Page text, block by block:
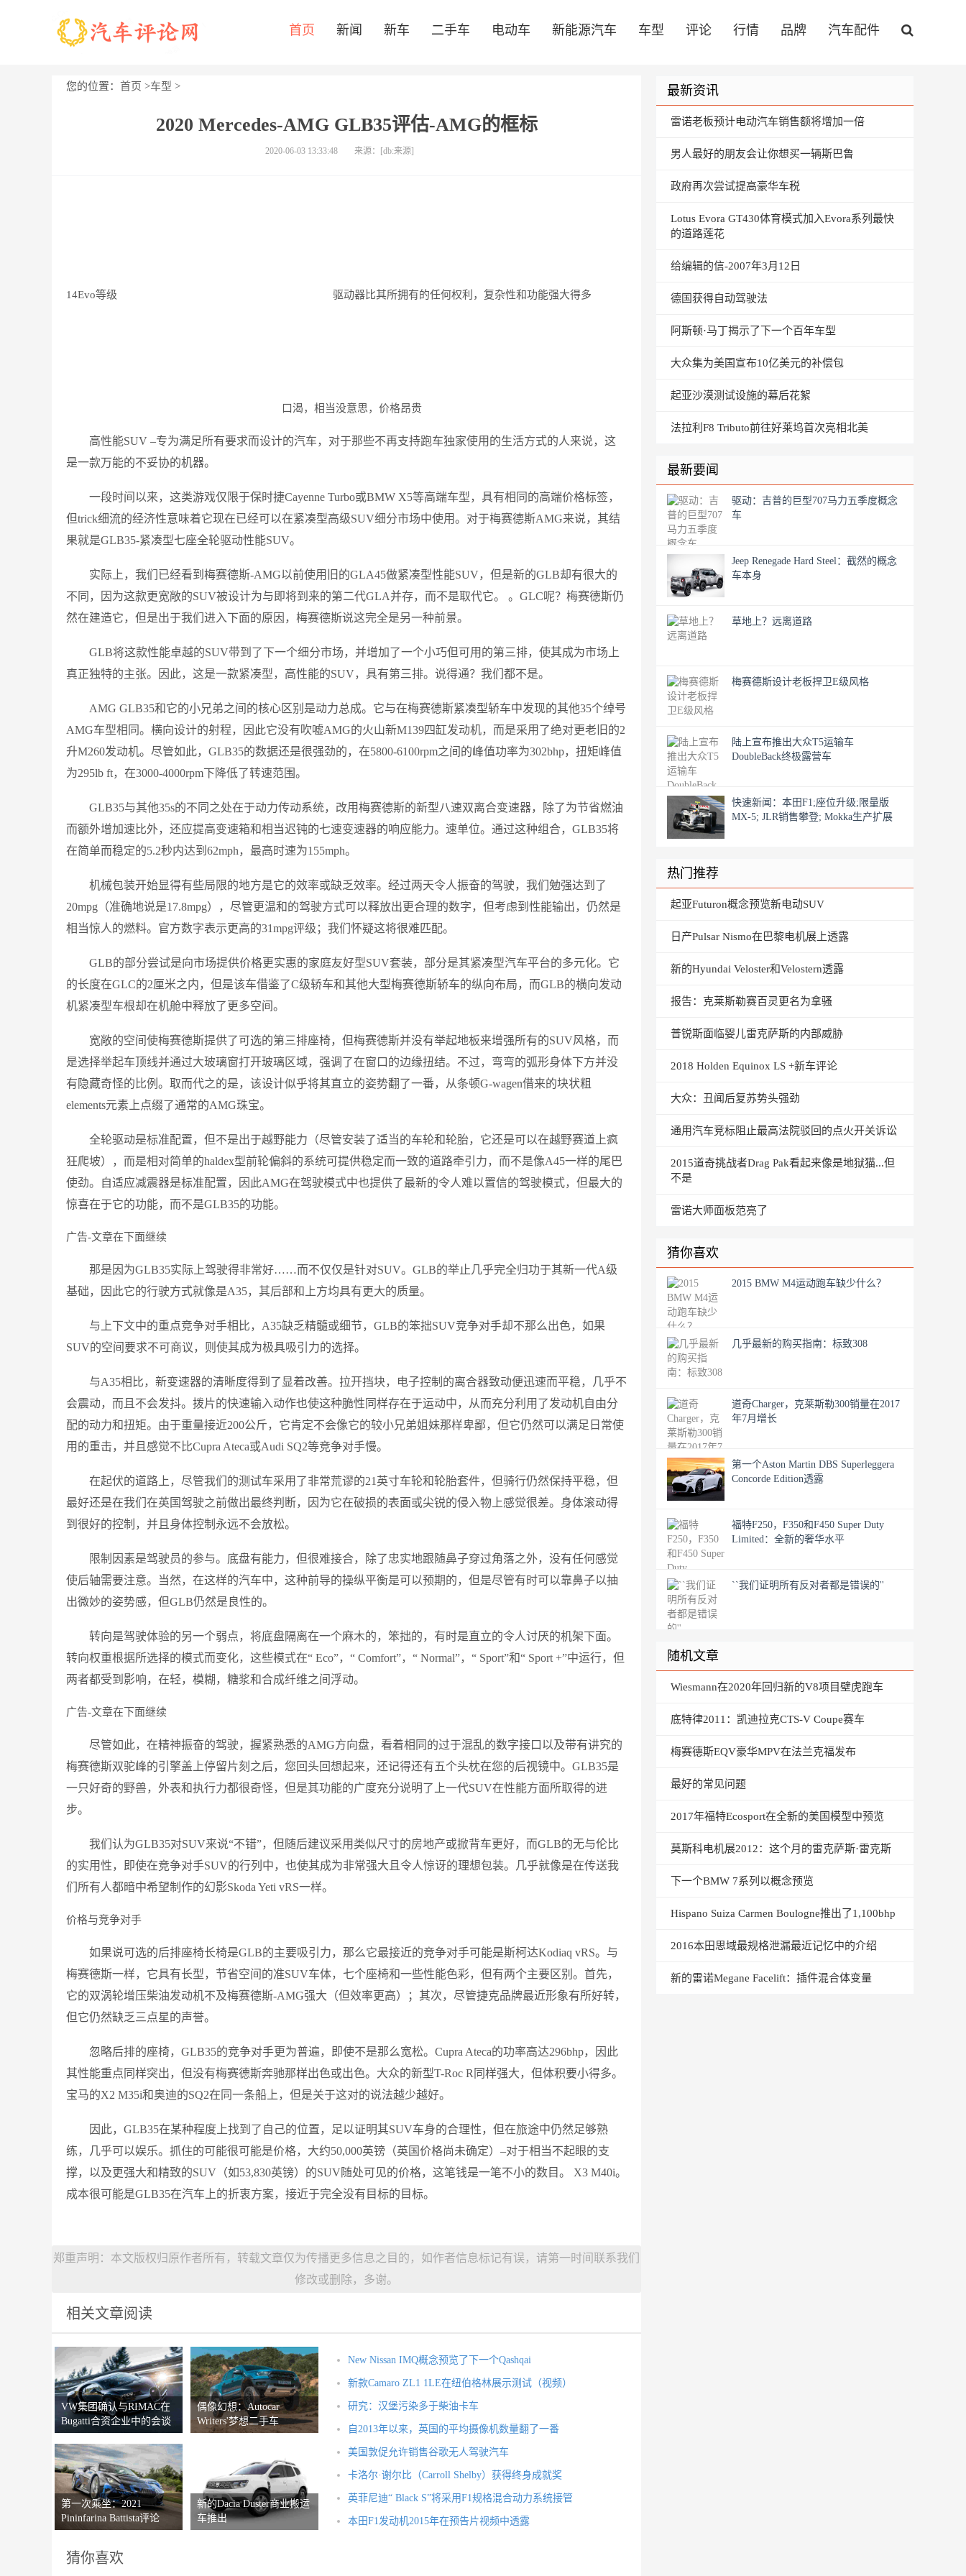
首页 新闻 新车 二手车 电动车 新能源汽车 车型 评论 行情 品牌 汽车配件
您的位置： 首页 >车型 >
2020 Mercedes-AMG GLB35评估-AMG的框标
2020-06-03 13:33:48 来源：[db:来源]
14Evo等级 驱动器比其所拥有的任何权利，复杂性和功能强大得多
口渴，相当没意思，价格昂贵
高性能SUV –专为满足所有要求而设计的汽车，对于那些不再支持跑车独家使用的生活方式的人来说，这
是一款万能的不妥协的机器。
一段时间以来，这类游戏仅限于保时捷Cayenne Turbo或BMW X5等高端车型，具有相同的高端价格标签，
但trick细流的经济性意味着它现在已经可以在紧凑型高级SUV细分市场中使用。对于梅赛德斯AMG来说，其结
果就是GLB35-紧凑型七座全轮驱动性能SUV。
实际上，我们已经看到梅赛德斯-AMG以前使用旧的GLA45做紧凑型性能SUV，但是新的GLB却有很大的
不同，因为这款更宽敞的SUV被设计为与即将到来的第二代GLA并存，而不是取代它。 。GLC呢？梅赛德斯仍
然在建造它，但是出于我们进入下面的原因，梅赛德斯说这完全是另一种前景。
GLB将这款性能卓越的SUV带到了下一个细分市场，并增加了一个小巧但可用的第三排，使其成为市场上
真正独特的主张。因此，这是一款紧凑型，高性能的SUV，具有第三排。说得通？我们都不是。
AMG GLB35和它的小兄弟之间的核心区别是动力总成。它与在梅赛德斯紧凑型轿车中发现的其他35个绰号
AMG车型相同。横向设计的射程，因此它没有吹嘘AMG的火山新M139四缸发动机，而是采用了绝对更老旧的2
升M260发动机。尽管如此，GLB35的数据还是很强劲的，在5800-6100rpm之间的峰值功率为302bhp，扭矩峰值
为295lb ft，在3000-4000rpm下降低了转速范围。
GLB35与其他35s的不同之处在于动力传动系统，改用梅赛德斯的新型八速双离合变速器，除了为节省燃油
而额外增加速比外，还应提高变速箱和相当迟钝的七速变速器的响应能力。速单位。通过这种组合，GLB35将
在简单而稳定的5.2秒内达到62mph，最高时速为155mph。
机械包装开始显得有些局限的地方是它的效率或缺乏效率。经过两天令人振奋的驾驶，我们勉强达到了
20mpg（准确地说是17.8mpg），尽管更温和的驾驶方式可以释放出更合理的数字，但考虑到性能输出，仍然是
相当惊人的燃料。官方数字表示更高的31mpg评级；我们怀疑这将很难匹配。
GLB的部分尝试是向市场提供价格更实惠的家庭友好型SUV套装，部分是其紧凑型汽车平台的多元化。它
的长度在GLC的2厘米之内，但是该车借鉴了C级轿车和其他大型梅赛德斯轿车的纵向布局，而GLB的横向发动
机紧凑型车根却在机舱中释放了更多空间。
宽敞的空间使梅赛德斯提供了可选的第三排座椅，但梅赛德斯并没有举起地板来增强所有的SUV风格，而
是选择举起车顶线并通过大玻璃窗打开玻璃区域，强调了在窗口的边缘扭结。不过，弯弯的弧形身体下方并没
有隐藏奇怪的比例。取而代之的是，该设计似乎将其直立的姿势翻了一番，从条顿G-wagen借来的块状粗
elements元素上点缀了通常的AMG珠宝。
全轮驱动是标准配置，但不是出于越野能力（尽管安装了适当的车轮和轮胎，它还是可以在越野赛道上疯
狂爬坡），而是相对简单的haldex型前轮偏斜的系统可提供稳定而一致的道路牵引力，而不是像A45一样的尾巴
使劲。自适应减震器是标准配置，因此AMG在驾驶模式中也提供了最新的令人难以置信的驾驶模式，但最大的
惊喜在于它的功能，而不是GLB35的功能。
广告-文章在下面继续
那是因为GLB35实际上驾驶得非常好……而不仅仅是针对SUV。GLB的举止几乎完全归功于其新一代A级
基础，因此它的行驶方式就像是A35，其后部和上方均具有更大的质量。
与上下文中的重点竞争对手相比，A35缺乏精髓或细节，GLB的笨拙SUV竞争对手却不那么出色，如果
SUV的空间要求不可商议，则使其成为极具吸引力的选择。
与A35相比，新变速器的清晰度得到了显着改善。拉开挡块，电子控制的离合器致动便迅速而平稳，几乎不
会震动，而且不会发抖。拨片的快速输入动作也使这种脆性同样存在于运动中，从而充分利用了发动机自由分
配的动力和扭矩。由于重量接近200公斤，它肯定不会像它的较小兄弟姐妹那样卑鄙，但它仍然可以满足日常使
用的重击，并且感觉不比Cupra Ateca或Audi SQ2等竞争对手慢。
在起伏的道路上，尽管我们的测试车采用了非常荒谬的21英寸车轮和轮胎套件，但骑行仍然保持平稳，但
最好还是在我们在英国驾驶之前做出最终判断，因为它在破损的表面或尖锐的侵入物上感觉很差。身体滚动得
到很好的控制，并且身体控制永远不会放松。
限制因素是驾驶员的参与。底盘有能力，但很难接合，除了忠实地跟随鼻子穿过角落之外，没有任何感觉
使后轴需要注意。当然，在这样的汽车中，这种前导的操纵平衡是可以预期的，但是尽管有时可以靠鼻子以抽
出微妙的姿势感，但GLB仍然是良性的。
转向是驾驶体验的另一个弱点，将底盘隔离在一个麻木的，笨拙的，有时是直立的令人讨厌的机架下面。
转向权重根据所选择的模式而变化，这些模式在“ Eco”，“ Comfort”，“ Normal”，“ Sport”和“ Sport +”中运行，但
两者都受到影响，在轻，模糊，糖浆和合成纤维之间浮动。
广告-文章在下面继续
尽管如此，在精神振奋的驾驶，握紧熟悉的AMG方向盘，看着相同的过于混乱的数字接口以及带有讲究的
梅赛德斯双驼峰的引擎盖上停留片刻之后，您回头回想起来，还记得还有五个头枕在您的后视镜中。GLB35是
一只好奇的野兽，外表和执行力都很奇怪，但是其功能的广度充分说明了上一代SUV在性能方面所取得的进
步。
我们认为GLB35对SUV来说“不错”，但随后建议采用类似尺寸的房地产或掀背车更好，而GLB的无与伦比
的实用性，即使在竞争对手SUV的行列中，也使其成为非常强大且令人惊讶的理想包装。几乎就像是在传送我
们所有人都暗中希望制作的幻影Skoda Yeti vRS一样。
价格与竞争对手
如果说可选的后排座椅长椅是GLB的主要吸引力，那么它最接近的竞争对手可能是斯柯达Kodiaq vRS。与
梅赛德斯一样，它具有长型，节省空间的准SUV车体，七个座椅和一些性能色彩，但有两个主要区别。首先，
它的双涡轮增压柴油发动机不及梅赛德斯-AMG强大（但效率更高）；其次，尽管捷克品牌最近形象有所好转，
但它仍然缺乏三点星的声誉。
忽略后排的座椅，GLB35的竞争对手更为普遍，即使不是那么宽松。Cupra Ateca的功率高达296bhp，因此
其性能重点同样突出，但没有梅赛德斯奔驰那样出色或出色。大众的新型T-Roc R同样强大，但体积要小得多。
宝马的X2 M35i和奥迪的SQ2在同一条船上，但是关于这对的说法越少越好。
因此，GLB35在某种程度上找到了自己的位置，足以证明其SUV车身的合理性，但在旅途中仍然足够熟
练，几乎可以娱乐。抓住的可能很可能是价格，大约50,000英镑（英国价格尚未确定）–对于相当不起眼的支
撑，以及更强大和精致的SUV（如53,830英镑）的SUV随处可见的价格，这笔钱是一笔不小的数目。 X3 M40i。
成本很可能是GLB35在汽车上的折衷方案，接近于完全没有目标的目标。
郑重声明：本文版权归原作者所有，转载文章仅为传播更多信息之目的，如作者信息标记有误，请第一时间联系我们
修改或删除，多谢。
相关文章阅读
VW集团确认与RIMAC在
Bugatti合资企业中的会谈
偶像幻想：Autocar
Writers'梦想二手车
第一次乘坐：2021
Pininfarina Battista评论
新的Dacia Duster商业搬运
车推出
New Nissan IMQ概念预览了下一个Qashqai
新款Camaro ZL1 1LE在纽伯格林展示测试（视频）
研究：汉堡污染多于柴油卡车
自2013年以来，英国的平均摄像机数量翻了一番
美国敦促允许销售谷歌无人驾驶汽车
卡洛尔·谢尔比（Carroll Shelby）获得终身成就奖
英菲尼迪“ Black S”将采用F1规格混合动力系统接管
本田F1发动机2015年在预告片视频中透露
猜你喜欢
最新资讯
雷诺老板预计电动汽车销售额将增加一倍
男人最好的朋友会让你想买一辆斯巴鲁
政府再次尝试提高豪华车税
Lotus Evora GT430体育模式加入Evora系列最快
的道路莲花
给编辑的信-2007年3月12日
德国获得自动驾驶法
阿斯顿·马丁揭示了下一个百年车型
大众集为美国宣布10亿美元的补偿包
起亚沙漠测试设施的幕后花絮
法拉利F8 Tributo前往好莱坞首次亮相北美
最新要闻
驱动：吉普的巨型707马力五季度概念
车
Jeep Renegade Hard Steel：截然的概念
车本身
草地上？远离道路
梅赛德斯设计老板捍卫E级风格
陆上宣布推出大众T5运输车
DoubleBack终极露营车
快速新闻：本田F1;座位升级;限量版
MX-5; JLR销售攀登; Mokka生产扩展
热门推荐
起亚Futuron概念预览新电动SUV
日产Pulsar Nismo在巴黎电机展上透露
新的Hyundai Veloster和Velostern透露
报告：克莱斯勒赛百灵更名为拿骚
普锐斯面临婴儿雷克萨斯的内部威胁
2018 Holden Equinox LS +新车评论
大众：丑闻后复苏势头强劲
通用汽车竞标阻止最高法院驳回的点火开关诉讼
2015道奇挑战者Drag Pak看起来像是地狱猫...但
不是
雷诺大师面板范亮了
猜你喜欢
2015 BMW M4运动跑车缺少什么？
几乎最新的购买指南：标致308
道奇Charger，克莱斯勒300销量在2017
年7月增长
第一个Aston Martin DBS Superleggera
Concorde Edition透露
福特F250，F350和F450 Super Duty
Limited：全新的奢华水平
``我们证明所有反对者都是错误的''
随机文章
Wiesmann在2020年回归新的V8项目壁虎跑车
底特律2011：凯迪拉克CTS-V Coupe赛车
梅赛德斯EQV豪华MPV在法兰克福发布
最好的常见问题
2017年福特Ecosport在全新的美国模型中预览
莫斯科电机展2012：这个月的雷克萨斯·雷克斯
下一个BMW 7系列以概念预览
Hispano Suiza Carmen Boulogne推出了1,100bhp
2016本田思域最规格泄漏最近记忆中的介绍
新的雷诺Megane Facelift：插件混合体变量